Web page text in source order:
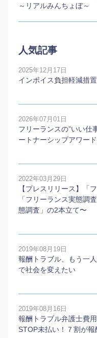
～リアルみんちょぼ～
人気記事
2025年12月17日
インボイス負担軽減措
2026年07月01日
フリーランスの”いい仕
ートナーシップアワー
2022年03月29日
【プレスリリース】「
「フリーランス実態調
態調査」の2本⽴て〜
2019年08月19日
報酬トラブル、もう一
で社会を変えたい
2019年08月16日
報酬トラブル弁護士費
STOP未払い！７割が